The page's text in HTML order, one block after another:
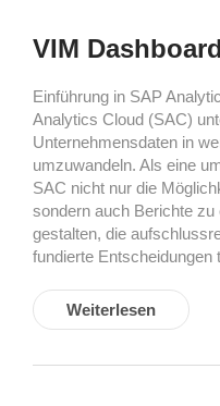
VIM Dashboard
Einführung in SAP
Analytics Cloud (SAC)
Unternehmensdaten in
umzuwandeln. Als eine
SAC nicht nur die
sondern auch Berichte
gestalten, die
fundierte Entscheidungen
Weiterlesen